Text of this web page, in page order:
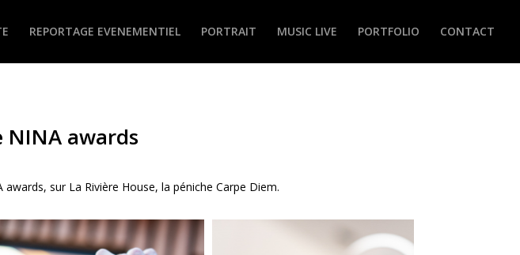
REPORTAGE EVENEMENTIEL PORTRAIT MUSIC LIVE PORTFOLIO CONTACT
NINA awards
sur La Rivière House, la péniche Carpe Diem.